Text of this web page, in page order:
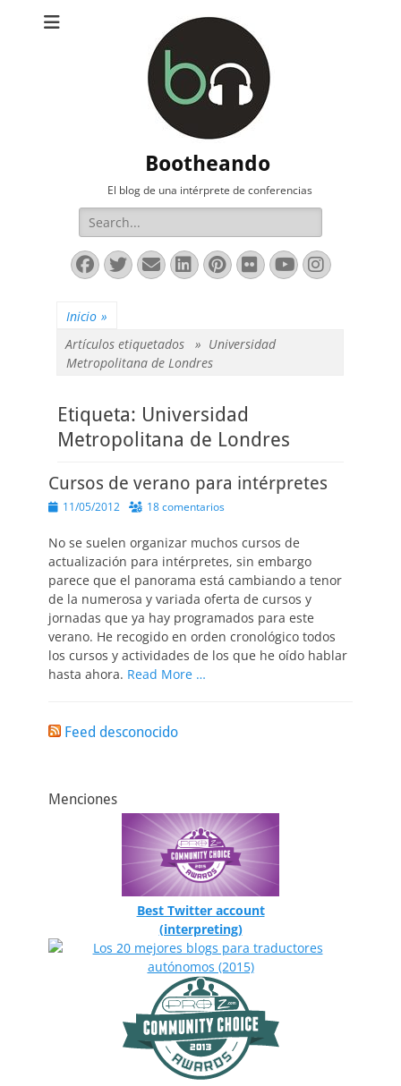
Bootheando
El blog de una intérprete de conferencias
Buscar:
Facebook
Twitter
Correo
electrónico
LinkedIn
Pinterest
FlickrYouTube
Inicio »
Artículos etiquetados » Universidad
Metropolitana de Londres
Etiqueta: Universidad
Metropolitana de Londres
Cursos de verano para intérpretes
Publicado
11/05/2012 18 comentarios
No se suelen organizar muchos cursos de
actualización para intérpretes, sin embargo
parece que el panorama está cambiando a tenor
de la numerosa y variada oferta de cursos y
jornadas que ya hay programados para este
verano. He recogido en orden cronológico todos
los cursos y actividades de los que he oído hablar
hasta ahora. Read More …
Feed desconocido
Menciones
Best Twitter account
(interpreting)